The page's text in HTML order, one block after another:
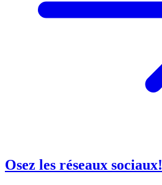
Osez les réseaux sociaux!